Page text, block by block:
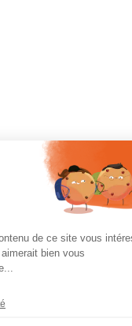
Naviguez
consommables